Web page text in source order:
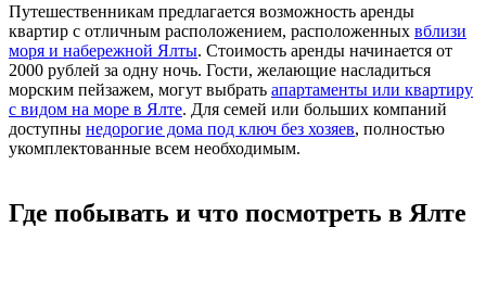
Путешественникам предлагается возможность аренды
квартир с отличным расположением, расположенных вблизи
моря и набережной Ялты. Стоимость аренды начинается от
2000 рублей за одну ночь. Гости, желающие насладиться
морским пейзажем, могут выбрать апартаменты или квартиру
с видом на море в Ялте. Для семей или больших компаний
доступны недорогие дома под ключ без хозяев, полностью
укомплектованные всем необходимым.
Где побывать и что посмотреть в Ялте